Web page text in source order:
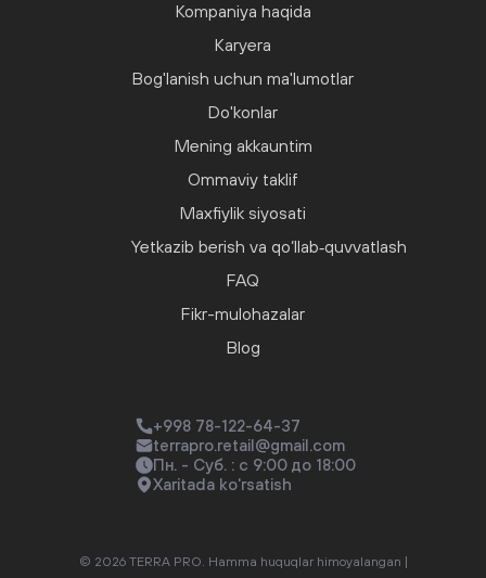
Kompaniya haqida
Karyera
Bog'lanish uchun ma'lumotlar
Do'konlar
Mening akkauntim
Ommaviy taklif
Maxfiylik siyosati
Yetkazib berish va qo‘llab‑quvvatlash
FAQ
Fikr-mulohazalar
Blog
+998 78-122-64-37
terrapro.retail@gmail.com
Пн. - Суб. : с 9:00 до 18:00
Xaritada ko'rsatish
© 2026 TERRA PRO. Hamma huquqlar himoyalangan |